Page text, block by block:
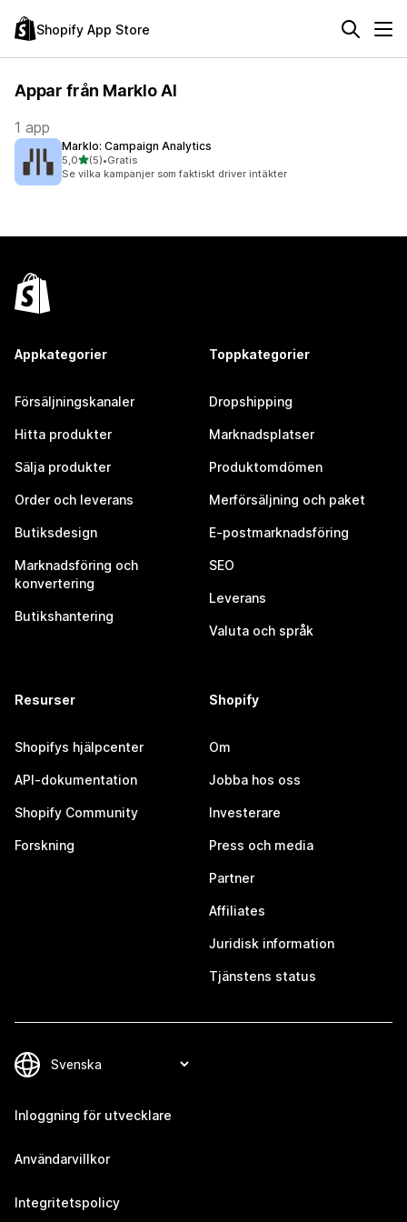
Shopify App Store
Appar från Marklo AI
1 app
Marklo: Campaign Analytics
5,0av 5 stjärnor
(5)
5 recensioner totalt
•Gratis
Se vilka kampanjer som faktiskt driver intäkter
Appkategorier
Försäljningskanaler
Hitta produkter
Sälja produkter
Order och leverans
Butiksdesign
Marknadsföring och
konvertering
Butikshantering
Toppkategorier
Dropshipping
Marknadsplatser
Produktomdömen
Merförsäljning och paket
E-postmarknadsföring
SEO
Leverans
Valuta och språk
Resurser
Shopifys hjälpcenter
API-dokumentation
Shopify Community
Forskning
Shopify
Om
Jobba hos oss
Investerare
Press och media
Partner
Affiliates
Juridisk information
Tjänstens status
Inloggning för utvecklare
Användarvillkor
Integritetspolicy